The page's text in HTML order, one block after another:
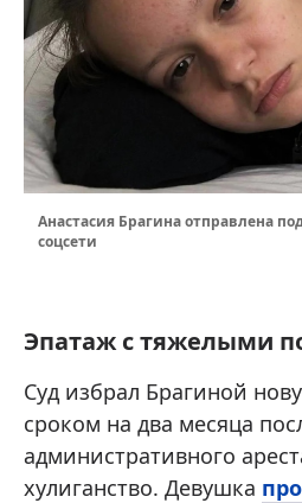
Анастасия Брагина отправлена
соцсети
Эпатаж с тяжелыми
Суд избрал Брагиной
сроком на два месяца
административного
хулиганство. Девушка